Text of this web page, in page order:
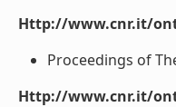
Http://www.cnr.it/
Proceedings of
Http://www.cnr.it/